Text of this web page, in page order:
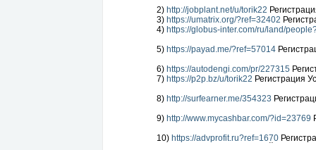
2) http://jobplant.net/u/torik22
3) https://umatrix.org/?ref=32402
4) https://globus-inter.com/ru/land/
5) https://payad.me/?ref=57014
6) https://autodengi.com/pr/227315
7) https://p2p.bz/u/torik22 Регистрация
8) http://surfearner.me/354323
9) http://www.mycashbar.com/?id=23769
10) https://advprofit.ru?ref=1670